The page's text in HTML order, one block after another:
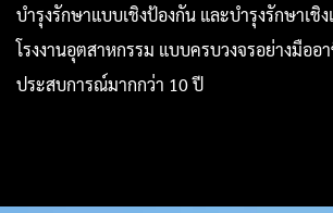
บำรุงรักษาแบบเชิงป้องกัน และบำรุงรักษาเชิ
โรงงานอุตสาหกรรม แบบครบวงจรอย่างมือ
ประสบการณ์มากกว่า 10 ปี